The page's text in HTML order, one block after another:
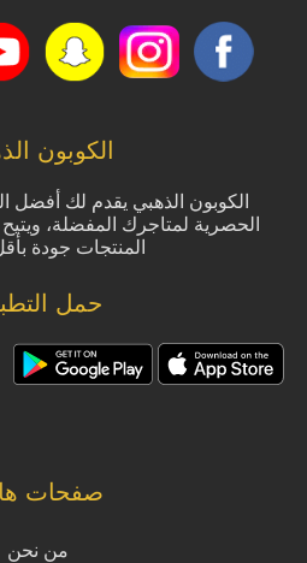
الكوبون
الكوبون الذهبي يقدم لك أفضل
الحصرية لمتاجرك المفضلة،
المنتجات جودة
حمل
صفحات
من نحن